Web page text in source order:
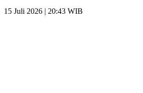
15 Juli 2026 | 20:43 WIB